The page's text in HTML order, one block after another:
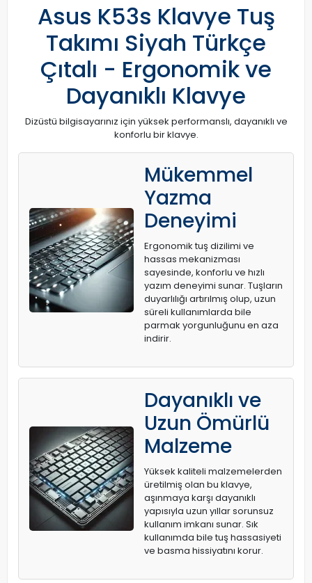
Asus K53s Klavye Tuş
Takımı Siyah Türkçe
Çıtalı - Ergonomik ve
Dayanıklı Klavye
Dizüstü bilgisayarınız için yüksek performanslı, dayanıklı ve
konforlu bir klavye.
Mükemmel
Yazma
Deneyimi
Ergonomik tuş dizilimi ve
hassas mekanizması
sayesinde, konforlu ve hızlı
yazım deneyimi sunar. Tuşların
duyarlılığı artırılmış olup, uzun
süreli kullanımlarda bile
parmak yorgunluğunu en aza
indirir.
Dayanıklı ve
Uzun Ömürlü
Malzeme
Yüksek kaliteli malzemelerden
üretilmiş olan bu klavye,
aşınmaya karşı dayanıklı
yapısıyla uzun yıllar sorunsuz
kullanım imkanı sunar. Sık
kullanımda bile tuş hassasiyeti
ve basma hissiyatını korur.